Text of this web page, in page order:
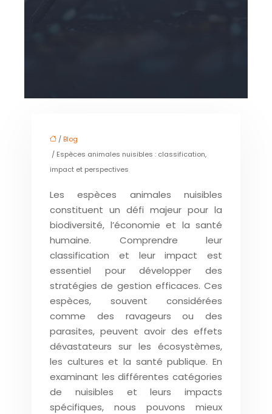
/Blog
/ Espèces animales nuisibles : classification,
impact et perspectives
Les espèces animales nuisibles
constituent un défi majeur pour la
biodiversité, l’économie et la santé
humaine. Comprendre leur
classification et leur impact est
essentiel pour développer des
stratégies de gestion efficaces. Ces
espèces, souvent considérées
comme des ravageurs ou des
parasites, peuvent avoir des effets
dévastateurs sur les écosystèmes,
les cultures et la santé publique. En
examinant les différentes catégories
de nuisibles et leurs impacts
spécifiques, nous pouvons mieux